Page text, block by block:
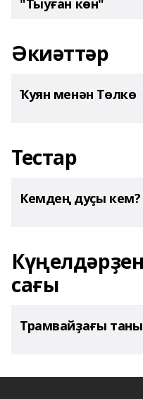
"Тыуған көн"
Әкиәттәр
Ҡуян менән Төлкө
Тестар
Кемдең дуҫы кем?
сағы
Трамвайҙағы